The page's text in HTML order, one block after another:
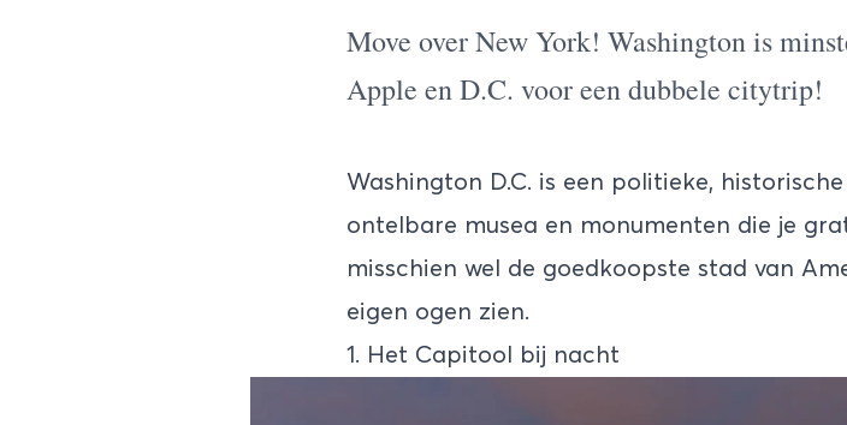
Move over New York! Washington is
Apple en D.C. voor een dubbele citytrip!
Washington D.C. is een politieke,
ontelbare musea en monumenten die je
misschien wel de goedkoopste stad van
eigen ogen zien.
1. Het Capitool bij nacht